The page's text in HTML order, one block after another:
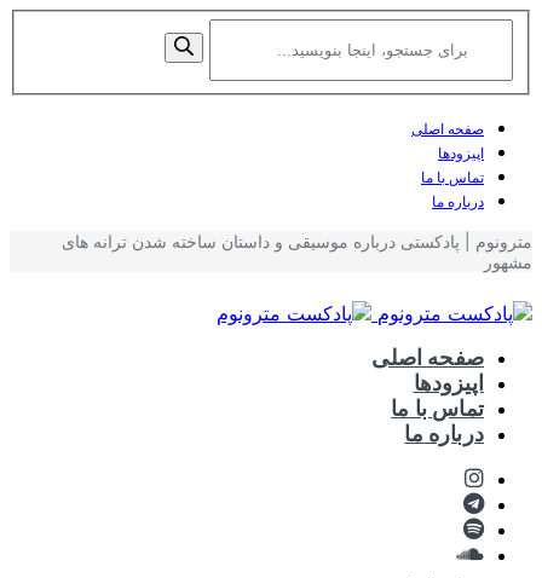
صفحه اصلی
اپیزودها
تماس با ما
درباره ما
مترونوم | پادکستی درباره موسیقی و داستان ساخته شدن ترانه های
مشهور
صفحه اصلی
اپیزودها
تماس با ما
درباره ما